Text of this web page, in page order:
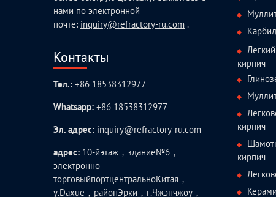
нами по электронной
почте: inquiry@refractory-ru.com .
Контакты
Тел.: +86 18538312977
Whatsapp: +86 18538312977
Эл. адрес: inquiry@refractory-ru.com
адрес: 10-йэтаж，здание№6，
электронно-
торговыйпортцентральноКитая，
у.Daxue，районЭрки，г.Чжэнчжоу，
кирпич
кирпич
кирпич